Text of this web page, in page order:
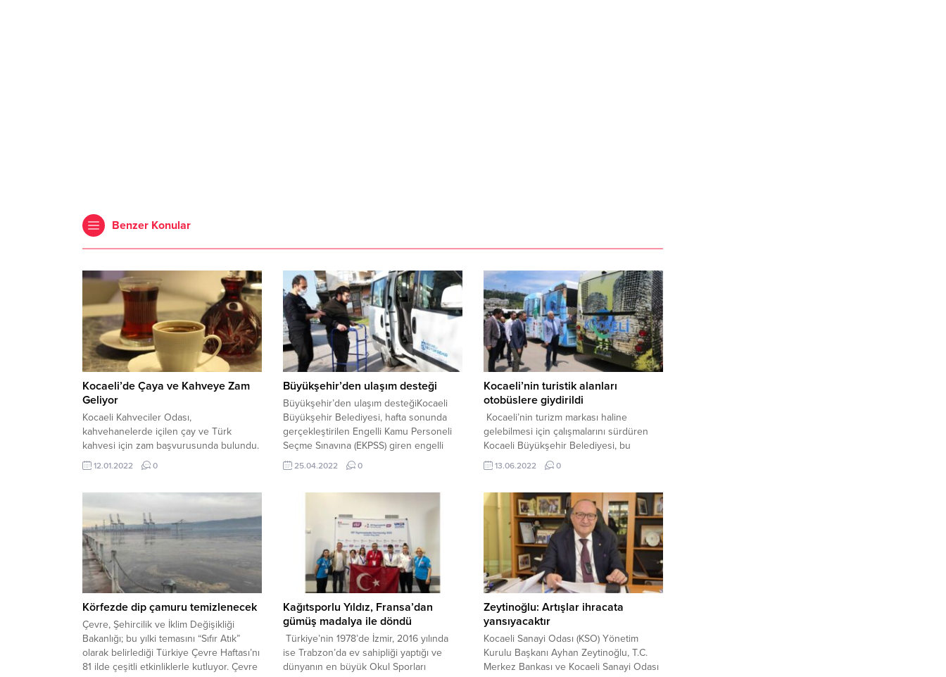
Benzer Konular
Kocaeli’de Çaya ve Kahveye Zam
Geliyor
Kocaeli Kahveciler Odası,
kahvehanelerde içilen çay ve Türk
kahvesi için zam başvurusunda bulundu.
Yeni tarifeye göre kahvehanelerde 2 TL
olan çay 3 TL’ye, 4.5 TL’den satılan Türk
fiyat tarifesini belirledi. Buna göre yeni
fiyatlar 15 Ocak’tan itibaren geçerli...
12.01.2022 0
Büyükşehir’den ulaşım desteği
Büyükşehir’den ulaşım desteğiKocaeli
Büyükşehir Belediyesi, hafta sonunda
gerçekleştirilen Engelli Kamu Personeli
Seçme Sınavına (EKPSS) giren engelli
vatandaşlara ulaşım hizmeti verdi.
25.04.2022 0
Kocaeli’nin turistik alanları
otobüslere giydirildi
Kocaeli’nin turizm markası haline
gelebilmesi için çalışmalarını sürdüren
Kocaeli Büyükşehir Belediyesi, bu
kapsamda çeşitli etkinlikler düzenliyor.
Farklı platformlarda Kocaeli’nin turizm
bu kez de UlaşımPark A.Ş. otobüslerini
kentin çeşitli turizm noktalarını gösteren
görsellerle giydirdi. Büyükşehir Genel
Sekreteri Balamir Gündoğdu, “Kocaeli
markasının başta Türkiye olmak üzere
tüm dünyada...
13.06.2022 0
Körfezde dip çamuru temizlenecek
Çevre, Şehircilik ve İklim Değişikliği
Bakanlığı; bu yılki temasını “Sıfır Atık”
olarak belirlediği Türkiye Çevre Haftası’nı
81 ilde çeşitli etkinliklerle kutluyor. Çevre
Kağıtsporlu Yıldız, Fransa’dan
gümüş madalya ile döndü
Türkiye’nin 1978’de İzmir, 2016 yılında
ise Trabzon’da ev sahipliği yaptığı ve
dünyanın en büyük Okul Sporları
Zeytinoğlu: Artışlar ihracata
yansıyacaktır
Kocaeli Sanayi Odası (KSO) Yönetim
Kurulu Başkanı Ayhan Zeytinoğlu, T.C.
Merkez Bankası ve Kocaeli Sanayi Odası